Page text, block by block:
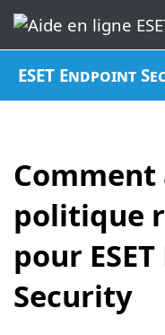
ESET Endpoint
politique
pour
Security